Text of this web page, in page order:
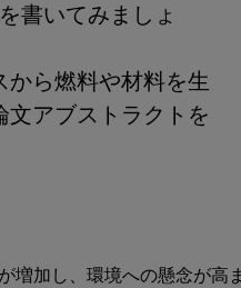
書いてみましょ
ら燃料や材料を生
文アブストラクトを
増加し、環境への懸念が